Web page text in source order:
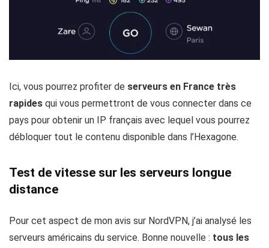
Ici, vous pourrez profiter de serveurs en France très
rapides qui vous permettront de vous connecter dans ce
pays pour obtenir un IP français avec lequel vous pourrez
débloquer tout le contenu disponible dans l’Hexagone.
Test de vitesse sur les serveurs longue
distance
Pour cet aspect de mon avis sur NordVPN, j’ai analysé les
serveurs américains du service. Bonne nouvelle : tous les